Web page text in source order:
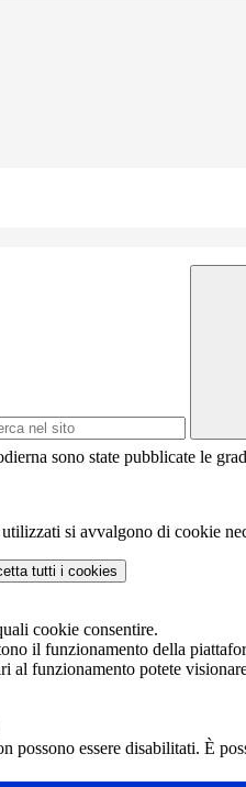
sono state pubblicate le
si avvalgono di cookie
tutti i cookies
cookie consentire.
il funzionamento della
al funzionamento potete
possono essere disabilitati. È